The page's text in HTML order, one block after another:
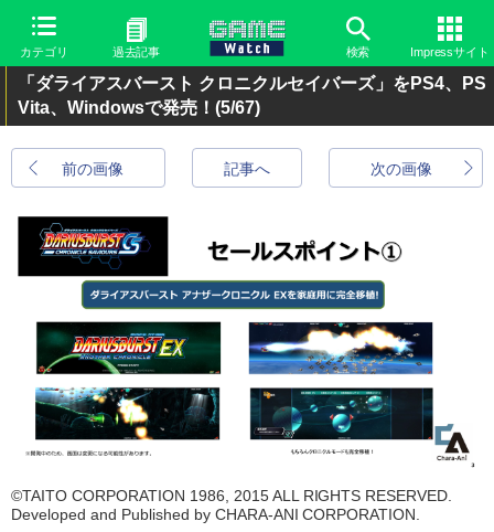
カテゴリ 過去記事 検索 Impressサイト
「ダライアスバースト クロニクルセイバーズ」をPS4、PS
Vita、Windowsで発売！ (5/67)
前の画像 次の画像
記事へ
©TAITO CORPORATION 1986, 2015 ALL RIGHTS RESERVED.
Developed and Published by CHARA-ANI CORPORATION.